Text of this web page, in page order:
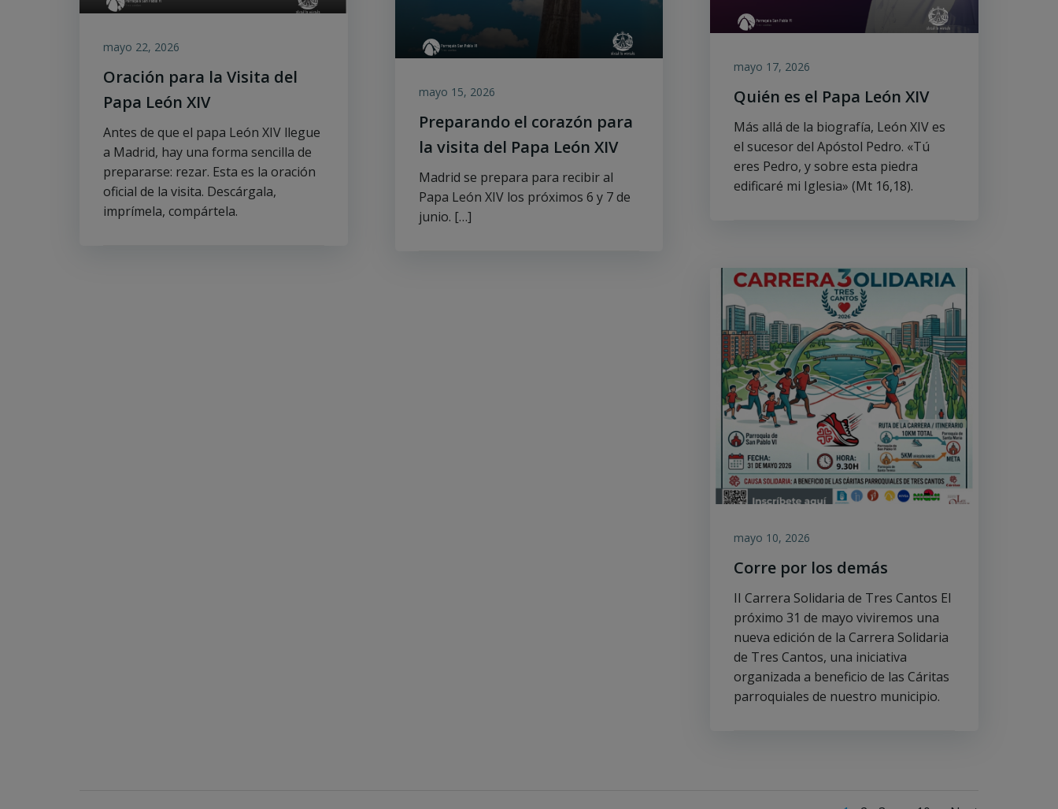
mayo 22, 2026
Oración para la Visita del
Papa León XIV
Antes de que el papa León XIV llegue
a Madrid, hay una forma sencilla de
prepararse: rezar. Esta es la oración
oficial de la visita. Descárgala,
imprímela, compártela.
mayo 17, 2026
Quién es el Papa León XIV
Más allá de la biografía, León XIV es
el sucesor del Apóstol Pedro. «Tú
eres Pedro, y sobre esta piedra
edificaré mi Iglesia» (Mt 16,18).
mayo 15, 2026
Preparando el corazón para
la visita del Papa León XIV
Madrid se prepara para recibir al
Papa León XIV los próximos 6 y 7 de
junio. […]
mayo 10, 2026
Corre por los demás
II Carrera Solidaria de Tres Cantos El
próximo 31 de mayo viviremos una
nueva edición de la Carrera Solidaria
de Tres Cantos, una iniciativa
organizada a beneficio de las Cáritas
parroquiales de nuestro municipio.